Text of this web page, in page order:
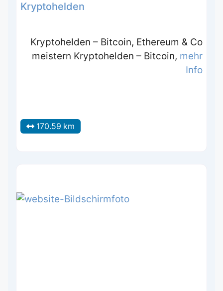
Kryptohelden
Kryptohelden – Bitcoin, Ethereum & Co
meistern Kryptohelden – Bitcoin, mehr
Info
170.59 km